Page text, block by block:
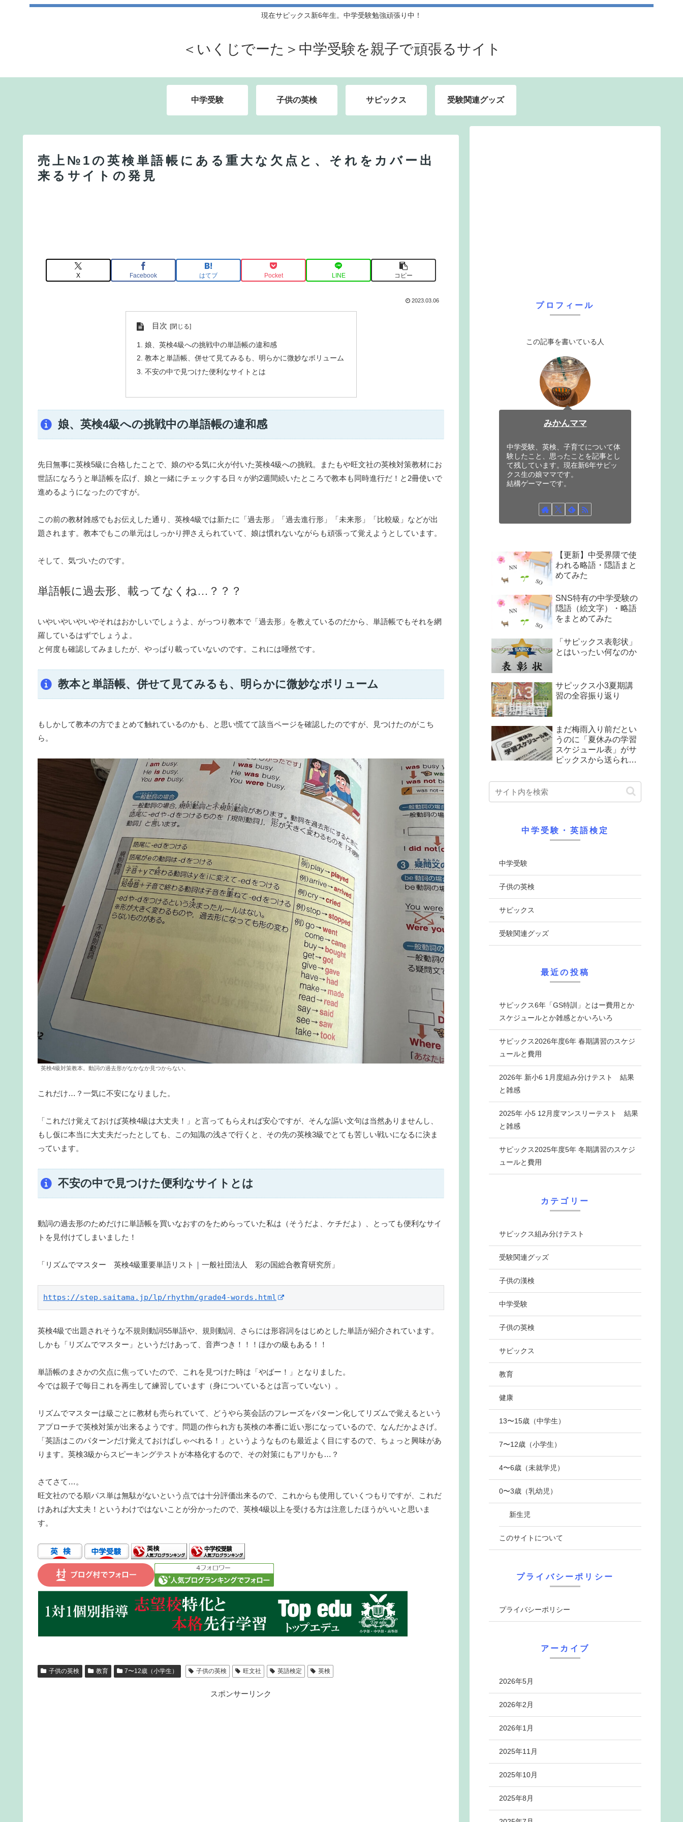
現在サピックス新6年生。中学受験勉強頑張り中！
＜いくじでーた＞中学受験を親子で頑張るサイト
中学受験 子供の英検 サピックス 受験関連グッズ
売上№1の英検単語帳にある重大な欠点と、それをカバー出
来るサイトの発見
X Facebook はてブ Pocket LINE コピー
2023.03.06
目次
娘、英検4級への挑戦中の単語帳の違和感
教本と単語帳、併せて見てみるも、明らかに微妙なボリューム
不安の中で見つけた便利なサイトとは
娘、英検4級への挑戦中の単語帳の違和感
先日無事に英検5級に合格したことで、娘のやる気に火が付いた英検4級への挑戦。またもや旺文社の英検対策教材にお
世話になろうと単語帳を広げ、娘と一緒にチェックする日々が約2週間続いたところで教本も同時進行だ！と2冊使いで
進めるようになったのですが。
この前の教材雑感でもお伝えした通り、英検4級では新たに「過去形」「過去進行形」「未来形」「比較級」などが出
題されます。教本でもこの単元はしっかり押さえられていて、娘は慣れないながらも頑張って覚えようとしています。
そして、気づいたのです。
単語帳に過去形、載ってなくね…？？？
いやいやいやいやそれはおかしいでしょうよ、がっつり教本で「過去形」を教えているのだから、単語帳でもそれを網
羅しているはずでしょうよ。
と何度も確認してみましたが、やっぱり載っていないのです。これには唖然です。
教本と単語帳、併せて見てみるも、明らかに微妙なボリューム
もしかして教本の方でまとめて触れているのかも、と思い慌てて該当ページを確認したのですが、見つけたのがこち
ら。
英検4級対策教本。動詞の過去形がなかなか見つからない。
これだけ…？一気に不安になりました。
「これだけ覚えておけば英検4級は大丈夫！」と言ってもらえれば安心ですが、そんな謳い文句は当然ありませんし、
もし仮に本当に大丈夫だったとしても、この知識の浅さで行くと、その先の英検3級でとても苦しい戦いになるに決ま
っています。
不安の中で見つけた便利なサイトとは
動詞の過去形のためだけに単語帳を買いなおすのをためらっていた私は（そうだよ、ケチだよ）、とっても便利なサイ
トを見付けてしまいました！
「リズムでマスター 英検4級重要単語リスト｜一般社団法人 彩の国総合教育研究所」
https://step.saitama.jp/lp/rhythm/grade4-words.html
英検4級で出題されそうな不規則動詞55単語や、規則動詞、さらには形容詞をはじめとした単語が紹介されています。
しかも「リズムでマスター」というだけあって、音声つき！！！ほかの級もある！！
単語帳のまさかの欠点に焦っていたので、これを見つけた時は「やばー！」となりました。
今では親子で毎日これを再生して練習しています（身についているとは言っていない）。
リズムでマスターは級ごとに教材も売られていて、どうやら英会話のフレーズをパターン化してリズムで覚えるという
アプローチで英検対策が出来るようです。問題の作られ方も英検の本番に近い形になっているので、なんだかよさげ。
「英語はこのパターンだけ覚えておけばしゃべれる！」というようなものも最近よく目にするので、ちょっと興味があ
ります。英検3級からスピーキングテストが本格化するので、その対策にもアリかも…？
さてさて…。
旺文社のでる順パス単は無駄がないという点では十分評価出来るので、これからも使用していくつもりですが、これだ
けあれば大丈夫！というわけではないことが分かったので、英検4級以上を受ける方は注意したほうがいいと思いま
す。
子供の英検 教育 7〜12歳（小学生） 子供の英検 旺文社 英語検定 英検
スポンサーリンク
プロフィール
この記事を書いている人
みかんママ
中学受験、英検、子育てについて体
験したこと、思ったことを記事とし
て残しています。現在新6年サピッ
クス生の娘ママです。
結構ゲーマーです。
【更新】中受界隈で使
われる略語・隠語まと
めてみた
SNS特有の中学受験の
隠語（絵文字）・略語
をまとめてみた
「サピックス表彰状」
とはいったい何なのか
サピックス小3夏期講
習の全容振り返り
まだ梅雨入り前だとい
うのに「夏休みの学習
スケジュール表」がサ
ピックスから送られて
中学受験・英語検定
中学受験
子供の英検
サピックス
受験関連グッズ
最近の投稿
サピックス6年「GS特訓」とはー費用とか
スケジュールとか雑感とかいろいろ
サピックス2026年度6年 春期講習のスケジ
ュールと費用
2026年 新小6 1月度組み分けテスト 結果
と雑感
2025年 小5 12月度マンスリーテスト 結果
と雑感
サピックス2025年度5年 冬期講習のスケジ
ュールと費用
カテゴリー
サピックス組み分けテスト
受験関連グッズ
子供の漢検
中学受験
子供の英検
サピックス
教育
健康
13〜15歳（中学生）
7〜12歳（小学生）
4〜6歳（未就学児）
0〜3歳（乳幼児）
新生児
このサイトについて
プライバシーポリシー
プライバシーポリシー
アーカイブ
2026年5月
2026年2月
2026年1月
2025年11月
2025年10月
2025年8月